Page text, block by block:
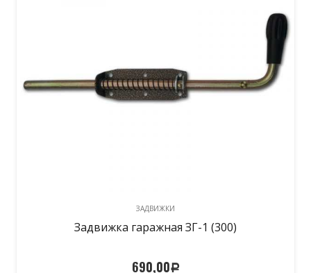
ЗАДВИЖКИ
Задвижка гаражная ЗГ-1 (300)
690,00Р